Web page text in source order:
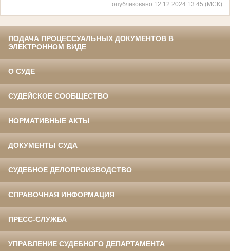
опубликовано 12.12.2024 13:45 (МСК)
ПОДАЧА ПРОЦЕССУАЛЬНЫХ ДОКУМЕНТОВ В
ЭЛЕКТРОННОМ ВИДЕ
О СУДЕ
СУДЕЙСКОЕ СООБЩЕСТВО
НОРМАТИВНЫЕ АКТЫ
ДОКУМЕНТЫ СУДА
СУДЕБНОЕ ДЕЛОПРОИЗВОДСТВО
СПРАВОЧНАЯ ИНФОРМАЦИЯ
ПРЕСС-СЛУЖБА
УПРАВЛЕНИЕ СУДЕБНОГО ДЕПАРТАМЕНТА